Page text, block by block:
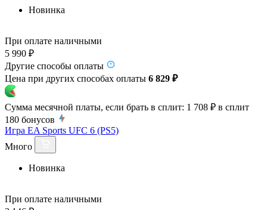
Новинка
При оплате наличными
5 990 ₽
Другие способы оплаты
Цена при других способах оплаты 6 829 ₽
Сумма месячной платы, если брать в сплит: 1 708 ₽ в сплит
180 бонусов
Игра EA Sports UFC 6 (PS5)
Много
Новинка
При оплате наличными